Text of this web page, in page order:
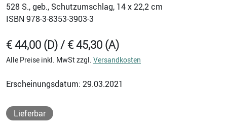
528 S., geb., Schutzumschlag, 14 x 22,2 cm
ISBN 978-3-8353-3903-3
€ 44,00 (D) / € 45,30 (A)
Alle Preise inkl. MwSt zzgl. Versandkosten
Erscheinungsdatum: 29.03.2021
Lieferbar